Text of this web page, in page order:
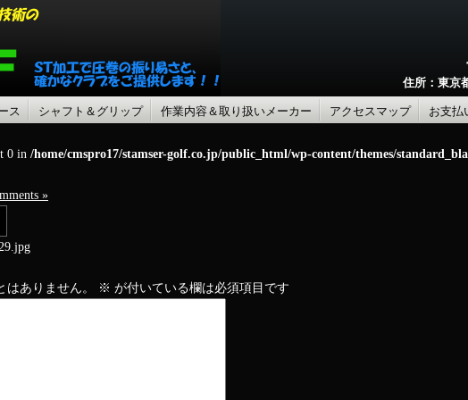
住所：東京
ス シャフト＆グリップ 作業内容＆取り扱いメーカー アクセスマップ お支払
0 in /home/cmspro17/stamser-golf.co.jp/public_html/wp-content/themes/
»
ありません。
※ が付いている欄は必須項目です